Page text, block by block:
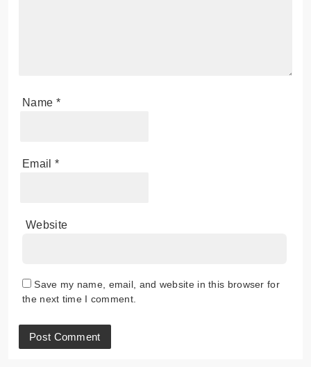
Name *
Email *
Website
Save my name, email, and website in this browser for
the next time I comment.